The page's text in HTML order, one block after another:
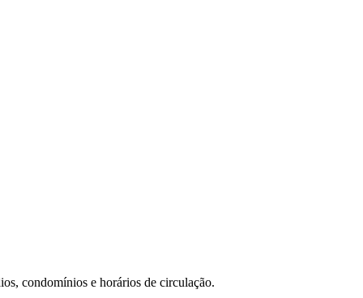
condomínios e horários de circulação.